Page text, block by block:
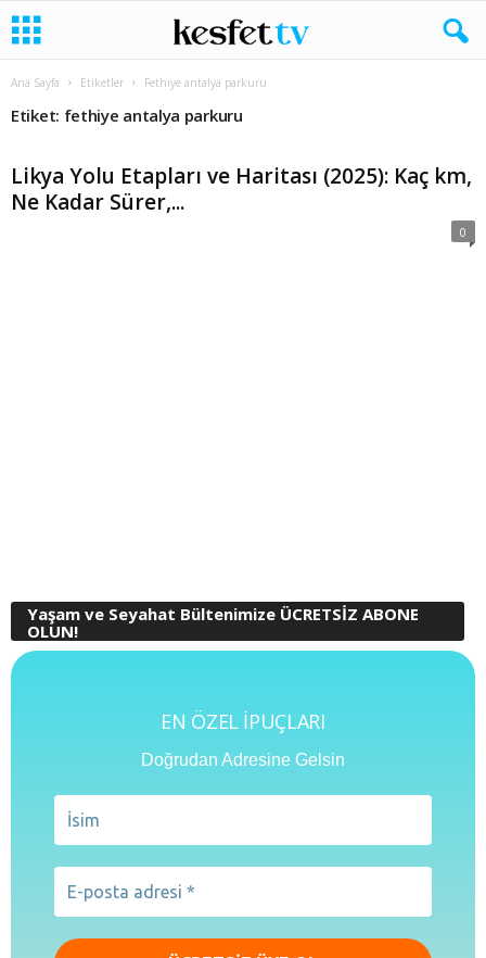
Ana Sayfa Etiketler Fethiye antalya parkuru
Etiket: fethiye antalya parkuru
Likya Yolu Etapları ve Haritası (2025): Kaç km,
Ne Kadar Sürer,...
0
Yaşam ve Seyahat Bültenimize ÜCRETSİZ ABONE
OLUN!
EN ÖZEL İPUÇLARI
Doğrudan Adresine Gelsin